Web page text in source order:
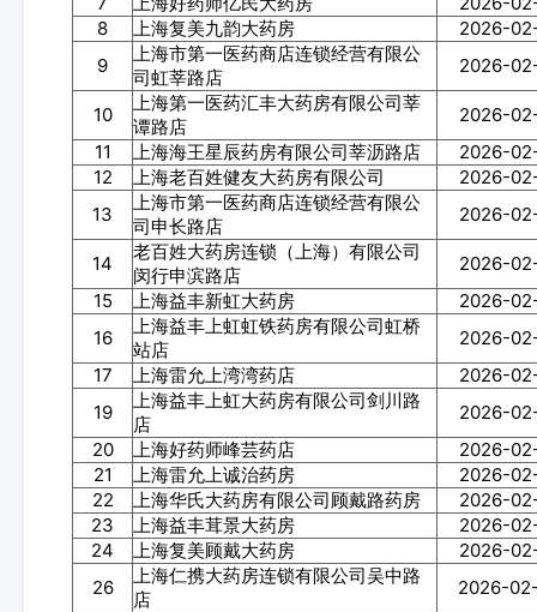
8
上海复美九韵大药房
2026-
9
上海市第一医药商店连锁经营有限公
司虹莘路店
2026-
10
上海第一医药汇丰大药房有限公司莘
谭路店
2026-
11
上海海王星辰药房有限公司莘沥路店
2026-
12
上海老百姓健友大药房有限公司
2026-
13
上海市第一医药商店连锁经营有限公
司申长路店
2026-
14
老百姓大药房连锁（上海）有限公司
闵行申滨路店
2026-
15
上海益丰新虹大药房
2026-
16
上海益丰上虹虹铁药房有限公司虹桥
站店
2026-
17
上海雷允上湾湾药店
2026-
19
上海益丰上虹大药房有限公司剑川路
店
2026-
20
上海好药师峰芸药店
2026-
21
上海雷允上诚治药房
2026-
22
上海华氏大药房有限公司顾戴路药房
2026-
23
上海益丰茸景大药房
2026-
24
上海复美顾戴大药房
2026-
26
上海仁携大药房连锁有限公司吴中路
店
2026-